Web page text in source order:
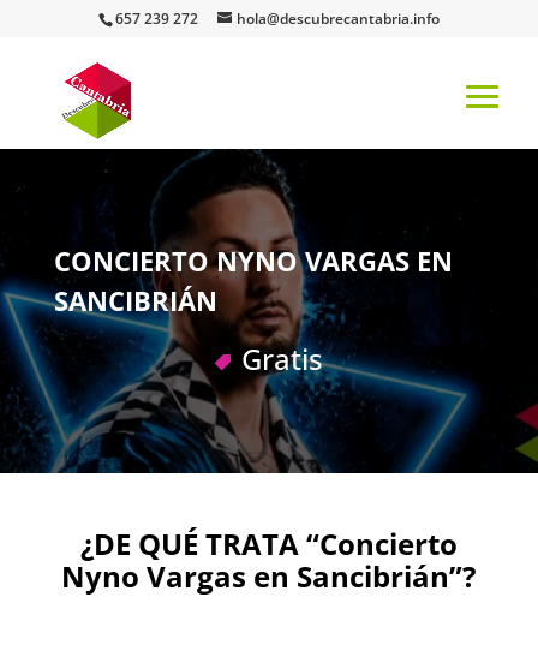
657 239 272 hola@descubrecantabria.info
CONCIERTO NYNO VARGAS EN
SANCIBRIÁN
Gratis
¿DE QUÉ TRATA “Concierto
Nyno Vargas en Sancibrián”?